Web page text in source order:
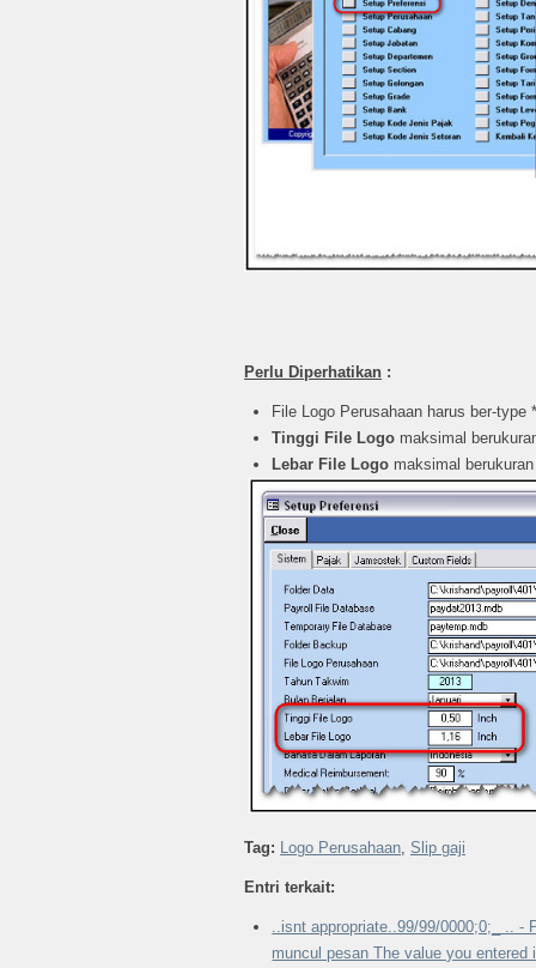
Perlu Diperhatikan :
File Logo Perusahaan harus ber-type
Tinggi File Logo maksimal
Lebar File Logo maksimal
Tag: Logo Perusahaan Slip gaji
Entri terkait:
..isnt appropriate..99/99/0000;0;_ ..
muncul pesan The value you